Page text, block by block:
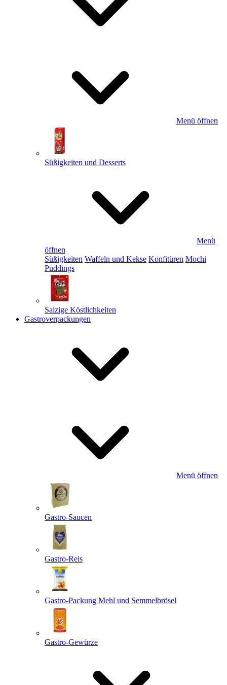
Menü öffnen
Süßigkeiten und Desserts
Menü
öffnen
Süßigkeiten Waffeln und Kekse Konfitüren Mochi
Puddings
Salzige Köstlichkeiten
Gastroverpackungen
Menü öffnen
Gastro-Saucen
Gastro-Reis
Gastro-Packung Mehl und Semmelbrösel
Gastro-Gewürze